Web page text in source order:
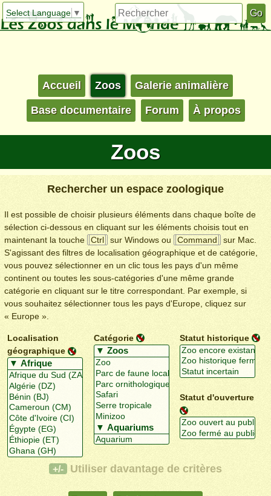
Select Language ▼
Accueil Zoos Galerie animalière
Base documentaire Forum À propos
Zoos
Rechercher un espace zoologique
Il est possible de choisir plusieurs éléments dans chaque boîte de
sélection ci-dessous en cliquant sur les éléments choisis tout en
maintenant la touche
Ctrl sur Windows ou Command
sur Mac.
S'agissant des filtres de localisation géographique et de catégorie,
vous pouvez sélectionner en un clic tous les pays d'un même
continent ou toutes les sous-catégories d'une même grande
catégorie en cliquant sur le titre correspondant. Par exemple, si
vous souhaitez sélectionner tous les pays d'Europe, cliquez sur
« Europe ».
Localisation
géographique
Catégorie Statut historique
Statut d'ouverture
+/- Utiliser davantage de critères